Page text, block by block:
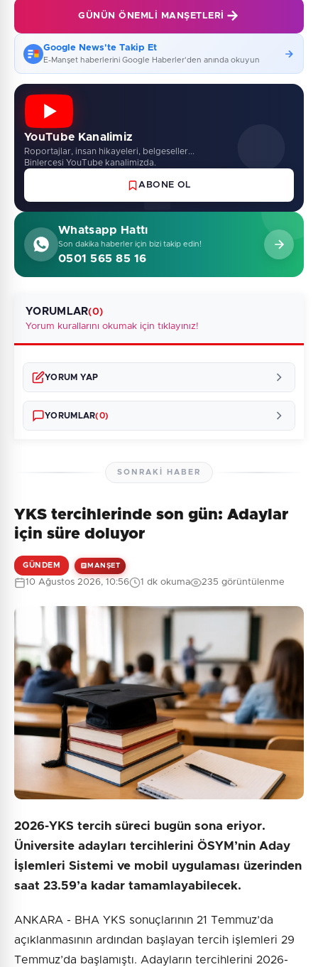
GÜNÜN ÖNEMLI MANŞETLERI
Google News'te Takip Et
E-Manşet haberlerini Google Haberler'den anında okuyun
YouTube Kanalimiz
Roportajlar, insan hikayeleri, belgeseller...
Binlercesi YouTube kanalimizda.
ABONE OL
Whatsapp Hattı
Son dakika haberler için bizi takip edin!
0501 565 85 16
YORUMLAR(0)
Yorum kurallarını okumak için tıklayınız!
YORUM YAP
Güvenlik Sorusu:
Gönder
YORUMLAR(0)
Henüz yorum yapılmamış. İlk yorumu siz yapın!
SONRAKI HABER
YKS tercihlerinde son gün: Adaylar
için süre doluyor
GÜNDEM MANŞET
10 Ağustos 2026, 10:56 1 dk okuma 235 görüntülenme
2026-YKS tercih süreci bugün sona eriyor.
Üniversite adayları tercihlerini ÖSYM’nin Aday
İşlemleri Sistemi ve mobil uygulaması üzerinden
saat 23.59’a kadar tamamlayabilecek.
ANKARA - BHA YKS sonuçlarının 21 Temmuz’da
açıklanmasının ardından başlayan tercih işlemleri 29
Temmuz’da başlamıştı. Adayların tercihlerini 2026-